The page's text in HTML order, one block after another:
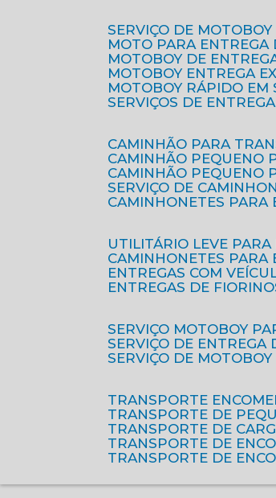
SERVIÇO DE
MOTO PARA
MOTOBOY DE
MOTOBOY ENTREGA
MOTOBOY RÁPIDO
SERVIÇOS DE
CAMINHÃO PARA
CAMINHÃO PEQUENO
CAMINHÃO PEQUENO
SERVIÇO DE
CAMINHONETES PARA
UTILITÁRIO LEVE
CAMINHONETES
ENTREGAS COM
ENTREGAS DE FIORINO
SERVIÇO MOTOBOY
SERVIÇO DE
SERVIÇO DE MOTOBOY
TRANSPORTE
TRANSPORTE DE
TRANSPORTE DE
TRANSPORTE DE
TRANSPORTE DE